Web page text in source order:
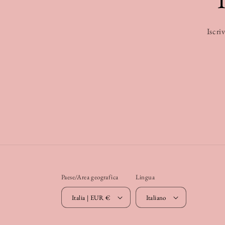
Paese/Area geografica
Italia | EUR €
Lingua
Italiano